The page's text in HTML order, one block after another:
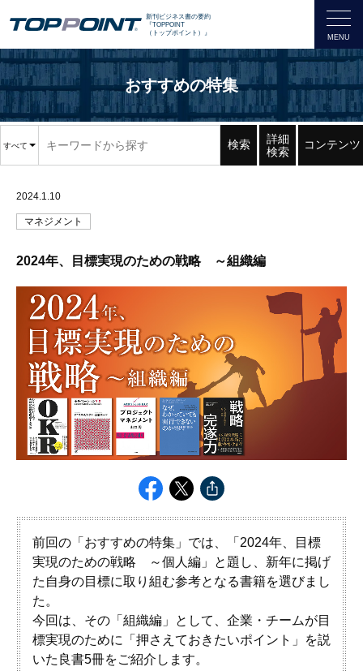
新刊ビジネス書の要約
『TOPPOINT
（トップポイント）』
おすすめの特集
すべて 検索
詳細
検索
コンテンツ
2024.1.10
マネジメント
2024年、目標実現のための戦略 ～組織編
前回の「おすすめの特集」では、「2024年、目標
実現のための戦略 ～個人編」と題し、新年に掲げ
た自身の目標に取り組む参考となる書籍を選びまし
た。
今回は、その「組織編」として、企業・チームが目
標実現のために「押さえておきたいポイント」を説
いた良書5冊をご紹介します。